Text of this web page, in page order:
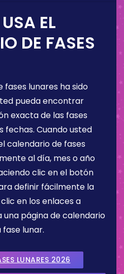
EL
DE FASES
fases lunares ha sido
pueda encontrar
exacta de las fases
fechas. Cuando usted
calendario de fases
al día, mes o año
clic en el botón
definir fácilmente la
en los enlaces a
página de calendario
lunar.
LUNARES 2026